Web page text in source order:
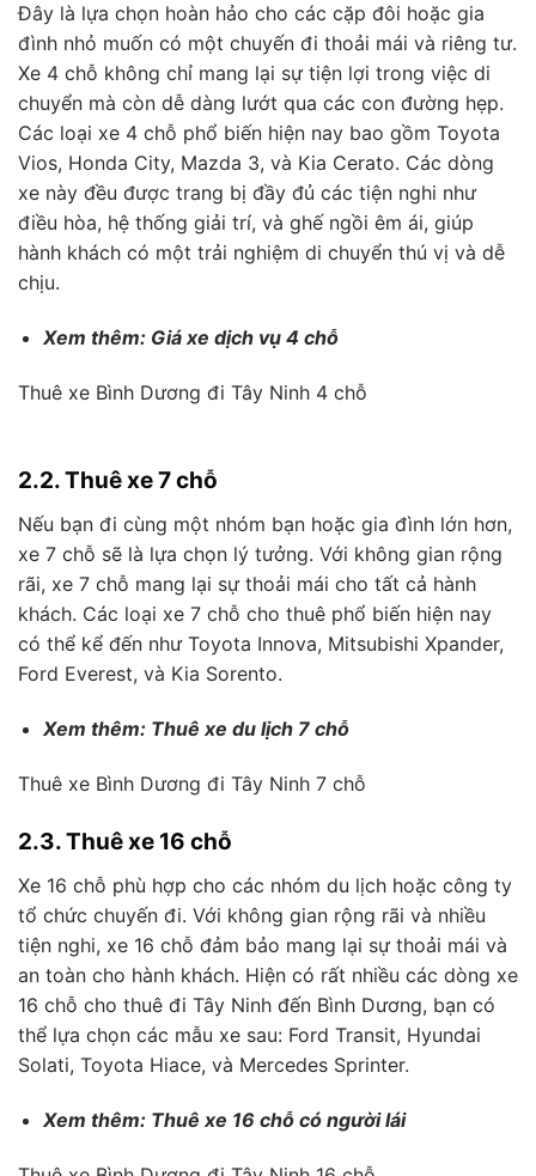
Đây là lựa chọn hoàn hảo cho các cặp đôi hoặc gia
đình nhỏ muốn có một chuyến đi thoải mái và riêng tư.
Xe 4 chỗ không chỉ mang lại sự tiện lợi trong việc di
chuyển mà còn dễ dàng lướt qua các con đường hẹp.
Các loại xe 4 chỗ phổ biến hiện nay bao gồm Toyota
Vios, Honda City, Mazda 3, và Kia Cerato. Các dòng
xe này đều được trang bị đầy đủ các tiện nghi như
điều hòa, hệ thống giải trí, và ghế ngồi êm ái, giúp
hành khách có một trải nghiệm di chuyển thú vị và dễ
chịu.
Xem thêm: Giá xe dịch vụ 4 chỗ
Thuê xe Bình Dương đi Tây Ninh 4 chỗ
2.2. Thuê xe 7 chỗ
Nếu bạn đi cùng một nhóm bạn hoặc gia đình lớn hơn,
xe 7 chỗ sẽ là lựa chọn lý tưởng. Với không gian rộng
rãi, xe 7 chỗ mang lại sự thoải mái cho tất cả hành
khách. Các loại xe 7 chỗ cho thuê phổ biến hiện nay
có thể kể đến như Toyota Innova, Mitsubishi Xpander,
Ford Everest, và Kia Sorento.
Xem thêm: Thuê xe du lịch 7 chỗ
Thuê xe Bình Dương đi Tây Ninh 7 chỗ
2.3. Thuê xe 16 chỗ
Xe 16 chỗ phù hợp cho các nhóm du lịch hoặc công ty
tổ chức chuyến đi. Với không gian rộng rãi và nhiều
tiện nghi, xe 16 chỗ đảm bảo mang lại sự thoải mái và
an toàn cho hành khách. Hiện có rất nhiều các dòng xe
16 chỗ cho thuê đi Tây Ninh đến Bình Dương, bạn có
thể lựa chọn các mẫu xe sau: Ford Transit, Hyundai
Solati, Toyota Hiace, và Mercedes Sprinter.
Xem thêm: Thuê xe 16 chỗ có người lái